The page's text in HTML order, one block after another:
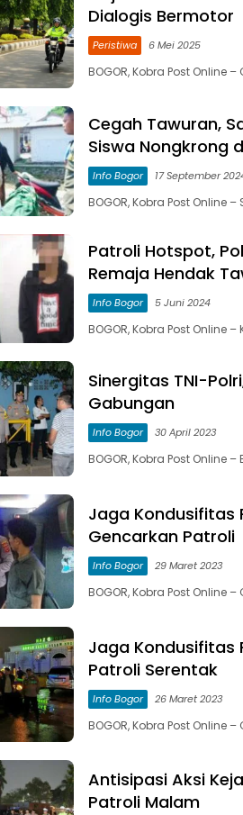
Dialogis Bermotor
Peristiwa 6 Mei 2025
BOGOR, Kobra Post Online
Cegah Tawuran,
Siswa Nongkrong
Info Bogor 17 September
BOGOR, Kobra Post Online
Patroli Hotspot,
Remaja Hendak
Info Bogor 5 Juni 2024
BOGOR, Kobra Post Online
Sinergitas TNI-
Gabungan
Info Bogor 30 April 2023
BOGOR, Kobra Post Online
Jaga Kondusifitas
Gencarkan Patroli
Info Bogor 29 Maret 2023
BOGOR, Kobra Post Online
Jaga Kondusifitas
Patroli Serentak
Info Bogor 26 Maret 2023
BOGOR, Kobra Post Online
Antisipasi Aksi
Patroli Malam